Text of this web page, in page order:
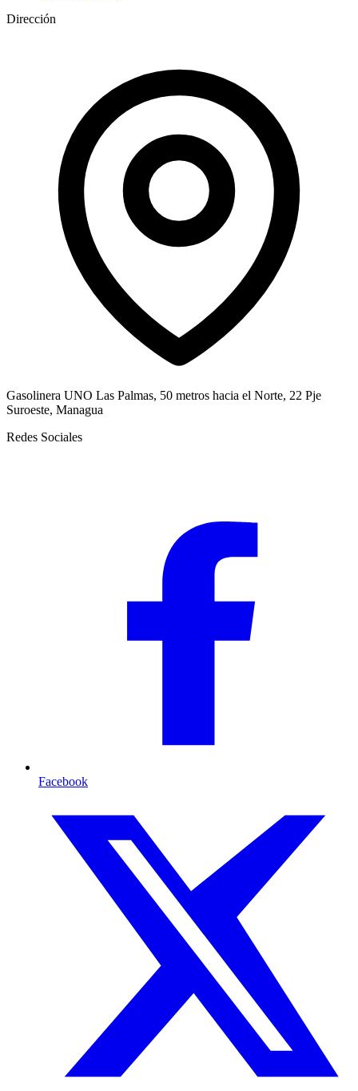
Dirección
Gasolinera UNO Las Palmas, 50 metros hacia el Norte, 22 Pje
Suroeste, Managua
Redes Sociales
Facebook